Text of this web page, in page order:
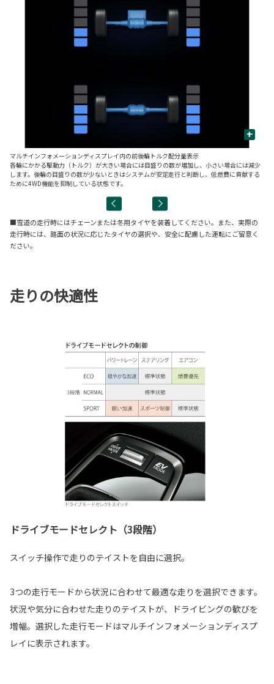
+
マルチインフォメーションディスプレイ内の前後輪トルク配分量表示
各輪にかかる駆動力（トルク）が大きい場合には目盛りの数が増加し、小さい場合には減少
します。後輪の目盛りの数が少ないときはシステムが安定走行と判断し、低燃費に貢献する
ために4WD機能を抑制している状態です。
■雪道の走行時にはチェーンまたは冬用タイヤを装着してください。また、実際の
走行時には、路面の状況に応じたタイヤの選択や、安全に配慮した運転にご留意く
ださい。
走りの快適性
ドライブモードセレクト（3段階）
スイッチ操作で走りのテイストを自由に選択。
3つの走行モードから状況に合わせて最適な走りを選択できます。
状況や気分に合わせた走りのテイストが、ドライビングの歓びを
増幅。選択した走行モードはマルチインフォメーションディスプ
レイに表示されます。